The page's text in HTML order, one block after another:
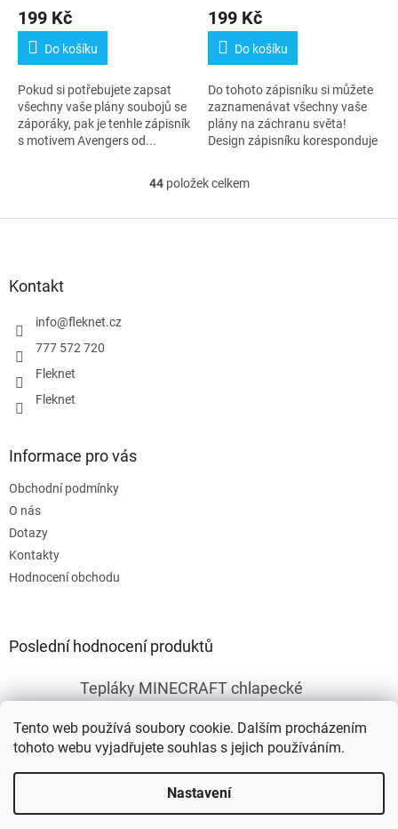
Tento web používá soubory cookie. Dalším procházením
tohoto webu vyjadřujete souhlas s jejich používáním.
Nastavení
hodnocení
produktu
5
hvězdiček.
199 Kč
Do košíku
Pokud si potřebujete zapsat
všechny vaše plány soubojů se
záporáky, pak je tenhle zápisník
s motivem Avengers od...
hodnocení
produktu
5
hvězdiček.
199 Kč
Do košíku
Do tohoto zápisníku si můžete
zaznamenávat všechny vaše
plány na záchranu světa!
Design zápisníku koresponduje
O
l
44položek celkem
Kontakt
info@fleknet.cz
777 572 720
Fleknet
Fleknet
Informace pro vás
Obchodní podmínky
O nás
Dotazy
Kontakty
Hodnocení obchodu
Poslední hodnocení produktů
Tepláky MINECRAFT chlapecké